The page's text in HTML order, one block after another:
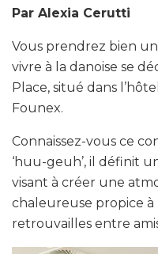
Par Alexia Cerutti
Vous prendrez bien
vivre à la danoise se
Place, situé dans
Founex.
Connaissez-vous ce
‘huu-geuh’, il définit
visant à créer une
chaleureuse propice
retrouvailles entre